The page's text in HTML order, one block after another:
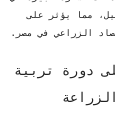
مما يؤثر على
الزراعي في مصر.
دورة تربية